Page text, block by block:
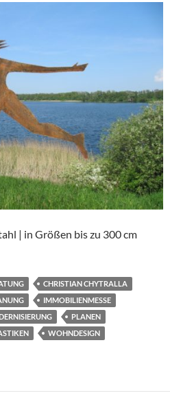
| in Größen bis zu 300 cm
CHRISTIAN CHYTRALLA
IMMOBILIENMESSE
PLANEN
WOHNDESIGN